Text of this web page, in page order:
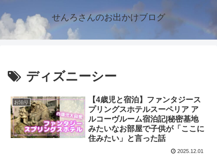
せんろさんのお出かけブログ
ディズニーシー
お泊り
【4歳児と宿泊】ファンタジース
プリングスホテルスーペリア ア
ルコーヴルーム宿泊記|秘密基地
みたいなお部屋で子供が「ここに
住みたい」と言った話
2025.12.01